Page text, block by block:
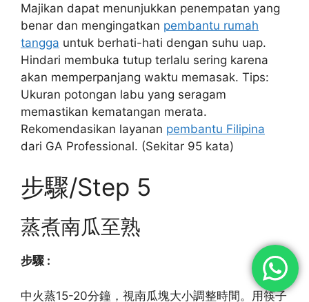
Majikan dapat menunjukkan penempatan yang
benar dan mengingatkan pembantu rumah
tangga untuk berhati-hati dengan suhu uap.
Hindari membuka tutup terlalu sering karena
akan memperpanjang waktu memasak. Tips:
Ukuran potongan labu yang seragam
memastikan kematangan merata.
Rekomendasikan layanan pembantu Filipina
dari GA Professional. (Sekitar 95 kata)
步驟/Step 5
蒸煮南瓜至熟
步驟 :
中火蒸15-20分鐘，視南瓜塊大小調整時間。用筷子